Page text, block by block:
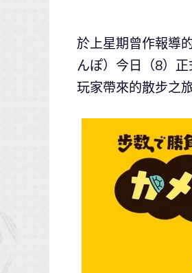
於上星期曾作報導
んぽ）今日（8）
玩家帶來的散步之